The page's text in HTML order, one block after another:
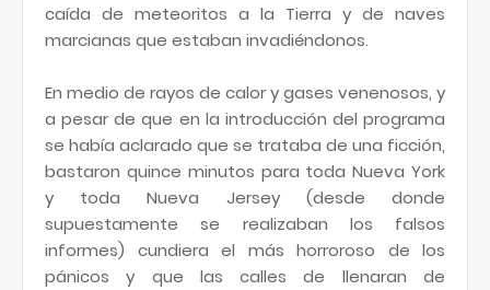
caída de meteoritos a la Tierra y de naves
marcianas que estaban invadiéndonos.
En medio de rayos de calor y gases venenosos, y
a pesar de que en la introducción del programa
se había aclarado que se trataba de una ficción,
bastaron quince minutos para toda Nueva York
y toda Nueva Jersey (desde donde
supuestamente se realizaban los falsos
informes) cundiera el más horroroso de los
pánicos y que las calles de llenaran de